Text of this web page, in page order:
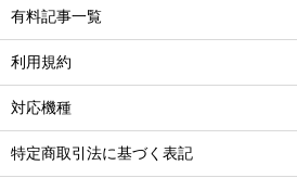
有料記事一覧
利用規約
対応機種
特定商取引法に基づく表記